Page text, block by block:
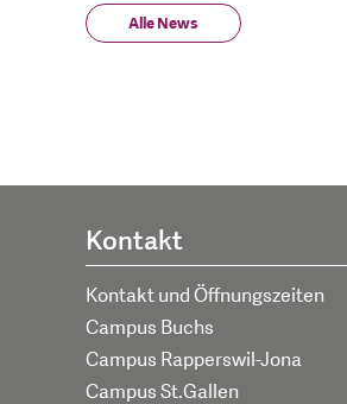
Alle News
Kontakt
Kontakt und Öffnungszeiten
Campus Buchs
Campus Rapperswil-Jona
Campus St.Gallen